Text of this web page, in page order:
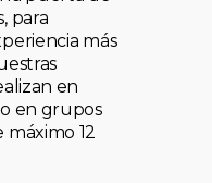
para
más
en
en grupos
12